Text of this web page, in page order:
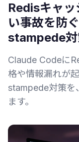
Redisキャ
い事故を防
stampede
Claude Codeに
格や情報漏れが
stampede対策を
ます。